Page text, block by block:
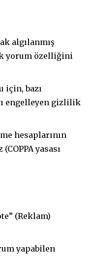
algılanmış
yorum özelliğini
için, bazı
engelleyen gizlilik
hesaplarının
yasası
(Reklam)
yapabilen